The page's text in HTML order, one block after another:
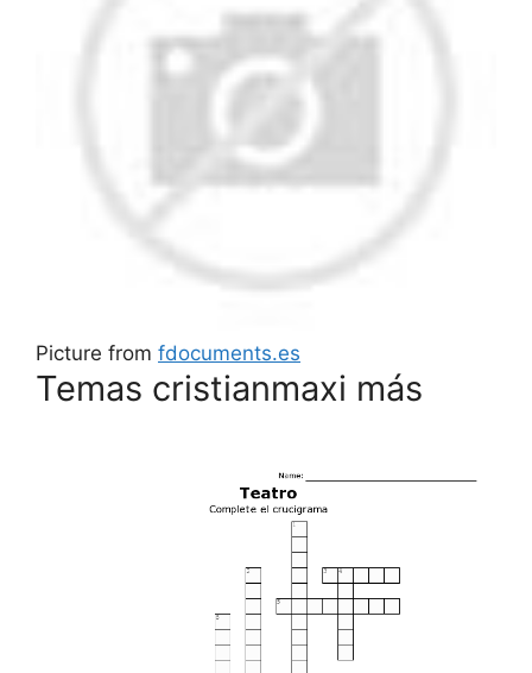
Picture from fdocuments.es
Temas cristianmaxi más